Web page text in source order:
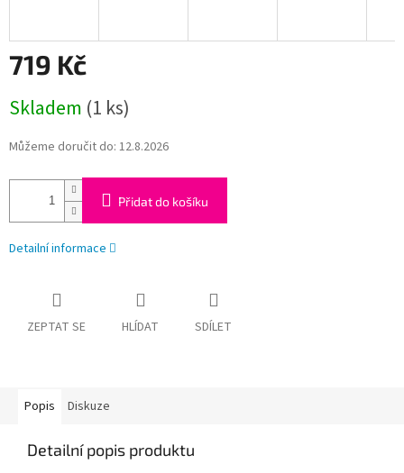
719 Kč
cena:
Skladem (1 ks)
Můžeme doručit do: 12.8.2026
Přidat do košíku
Detailní informace
ZEPTAT SE HLÍDAT SDÍLET
Popis Diskuze
Detailní popis produktu